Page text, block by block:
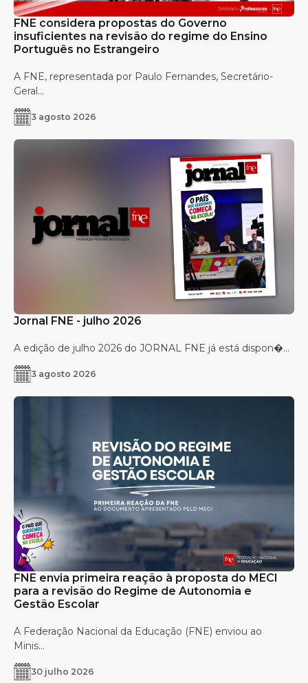
FNE considera propostas do Governo
insuficientes na revisão do regime do Ensino
Português no Estrangeiro
A FNE, representada por Paulo Fernandes, Secretário-
Geral...
3 agosto 2026
Jornal FNE - julho 2026
A edição de julho 2026 do JORNAL FNE já está dispon�...
3 agosto 2026
FNE envia primeira reação à proposta do MECI
para a revisão do Regime de Autonomia e
Gestão Escolar
A Federação Nacional da Educação (FNE) enviou ao
Minis...
30 julho 2026